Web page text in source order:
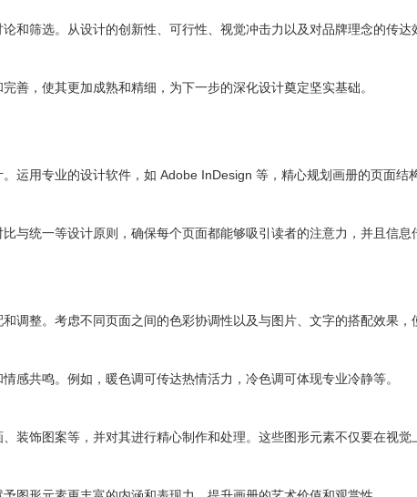
和筛选。从设计的创新性、可行性、视觉冲击力以及对品牌理念的传达
善，使其更加成熟和精细，为下一步的深化设计奠定坚实基础。
运用专业的设计软件，如 Adobe InDesign 等，精心规划画册的页面结
与统一等设计原则，确保每个页面都能够吸引读者的注意力，并且信息
调整。考虑不同页面之间的色彩协调性以及与图片、文字的搭配效果，
感共鸣。例如，暖色调可传达热情活力，冷色调可体现专业冷静等。
装饰图案等，并对其进行精心制作和处理。这些图形元素不仅要在视觉